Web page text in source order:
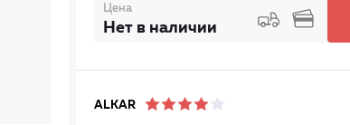
Цена
Нет в наличии
ALKAR